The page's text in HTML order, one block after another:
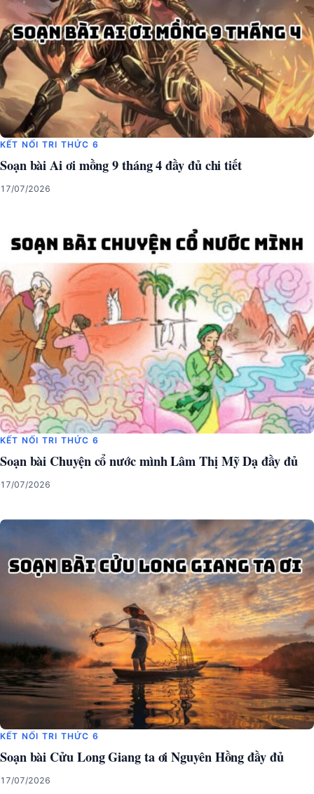
KẾT NỐI TRI THỨC 6
Soạn bài Ai ơi mồng 9 tháng 4 đầy đủ chi tiết
17/07/2026
KẾT NỐI TRI THỨC 6
Soạn bài Chuyện cổ nước mình Lâm Thị Mỹ Dạ đầy đủ
17/07/2026
KẾT NỐI TRI THỨC 6
Soạn bài Cửu Long Giang ta ơi Nguyên Hồng đầy đủ
17/07/2026